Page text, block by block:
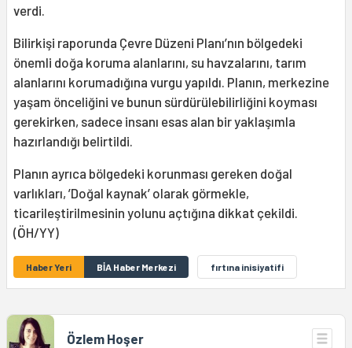
verdi.
Bilirkişi raporunda Çevre Düzeni Planı’nın bölgedeki
önemli doğa koruma alanlarını, su havzalarını, tarım
alanlarını korumadığına vurgu yapıldı. Planın, merkezine
yaşam önceliğini ve bunun sürdürülebilirliğini koyması
gerekirken, sadece insanı esas alan bir yaklaşımla
hazırlandığı belirtildi.
Planın ayrıca bölgedeki korunması gereken doğal
varlıkları, ’Doğal kaynak’ olarak görmekle,
ticarileştirilmesinin yolunu açtığına dikkat çekildi.
(ÖH/YY)
Haber Yeri BİA Haber Merkezi fırtına inisiyatifi
Özlem Hoşer